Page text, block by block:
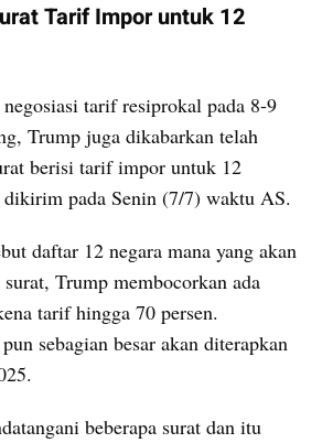
Tarif Impor untuk 12
tarif resiprokal pada 8-9
Trump juga dikabarkan telah
berisi tarif impor untuk 12
dikirim pada Senin (7/7) waktu AS.
daftar 12 negara mana yang akan
Trump membocorkan ada
tarif hingga 70 persen.
sebagian besar akan diterapkan
beberapa surat dan itu